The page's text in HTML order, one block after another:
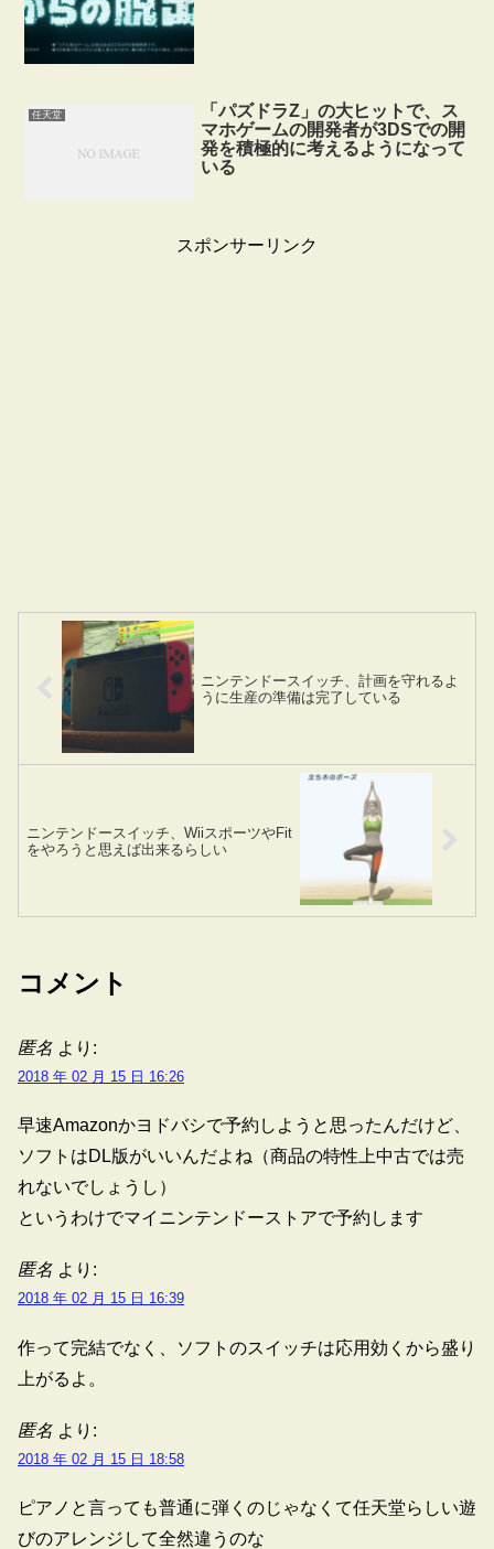
任天堂
「パズドラZ」の大ヒットで、ス
マホゲームの開発者が3DSでの開
発を積極的に考えるようになって
いる
スポンサーリンク
ニンテンドースイッチ、計画を守れるよ
うに生産の準備は完了している
ニンテンドースイッチ、WiiスポーツやFit
をやろうと思えば出来るらしい
コメント
匿名 より:
2018 年 02 月 15 日 16:26
早速Amazonかヨドバシで予約しようと思ったんだけど、
ソフトはDL版がいいんだよね（商品の特性上中古では売
れないでしょうし）
というわけでマイニンテンドーストアで予約します
匿名 より:
2018 年 02 月 15 日 16:39
作って完結でなく、ソフトのスイッチは応用効くから盛り
上がるよ。
匿名 より:
2018 年 02 月 15 日 18:58
ピアノと言っても普通に弾くのじゃなくて任天堂らしい遊
びのアレンジして全然違うのな